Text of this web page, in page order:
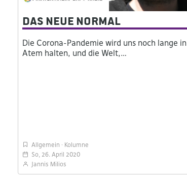
Das neue Normal
Die Corona-Pandemie wird uns noch lange in
Atem halten, und die Welt,…
Allgemein
Kolumne
So, 26. April 2020
Jannis Milios